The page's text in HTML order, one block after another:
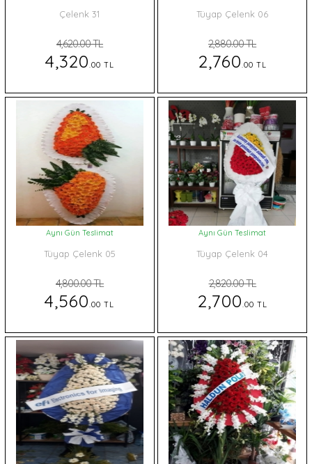
Çelenk 31
4,620.00 TL
4,320.00 TL
Tüyap Çelenk 06
2,880.00 TL
2,760.00 TL
Aynı Gün Teslimat
Tüyap Çelenk 05
4,800.00 TL
4,560.00 TL
Aynı Gün Teslimat
Tüyap Çelenk 04
2,820.00 TL
2,700.00 TL